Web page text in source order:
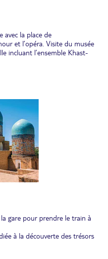
avec la place de
et l’opéra. Visite du musée
incluant l’ensemble Khast-
monument du 16e siècle
avec sa belle bibliothèque, et
du 16e siècle.
gare pour prendre le train à
à la découverte des trésors
de Reghistan, plus belle place